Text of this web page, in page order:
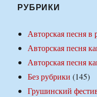
РУБРИКИ
Авторская песня в
Авторская песня
Авторская песня
Без рубрики (145)
Грушинский